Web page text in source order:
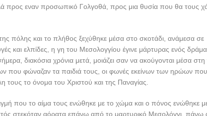
προς εναν προσωπικό Γολγοθά, προς μια θυσία που θα τους
πόλης και το πλήθος ξεχύθηκε μέσα στο σκοτάδι, ανάμεσα σε
και ελπίδες, η γη του Μεσολογγίου έγινε μάρτυρας ενός
διακόσια χρόνια μετά, μοιάζει σαν να ακούγονται μέσα στη
που φώναζαν τα παιδιά τους, οι φωνές εκείνων των ηρώων
τους το όνομα του Χριστού και της Παναγίας.
που το αίμα τους ενώθηκε με το χώμα και ο πόνος ενώθηκε
στεκόταν αόρατα επάνω από το μαρτυρικό Μεσολόγγι, πάνω